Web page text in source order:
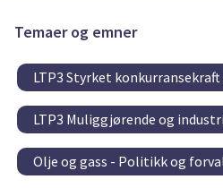
Temaer og emner
LTP3 Styrket
LTP3 Muliggjørende og
Olje og gass - Politikk og